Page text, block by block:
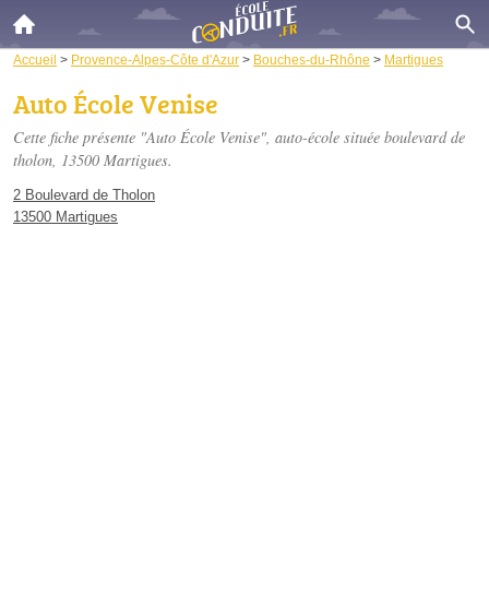
Accueil > Provence-Alpes-Côte d'Azur > Bouches-du-Rhône > Martigues
Auto École Venise
Cette fiche présente "Auto École Venise", auto-école située boulevard de
tholon, 13500 Martigues.
2 Boulevard de Tholon
13500 Martigues